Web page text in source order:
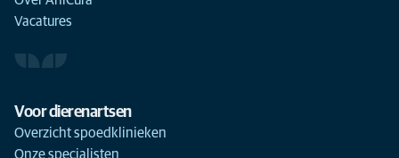
Vacatures
Voor dierenartsen
Overzicht spoedklinieken
Onze specialisten